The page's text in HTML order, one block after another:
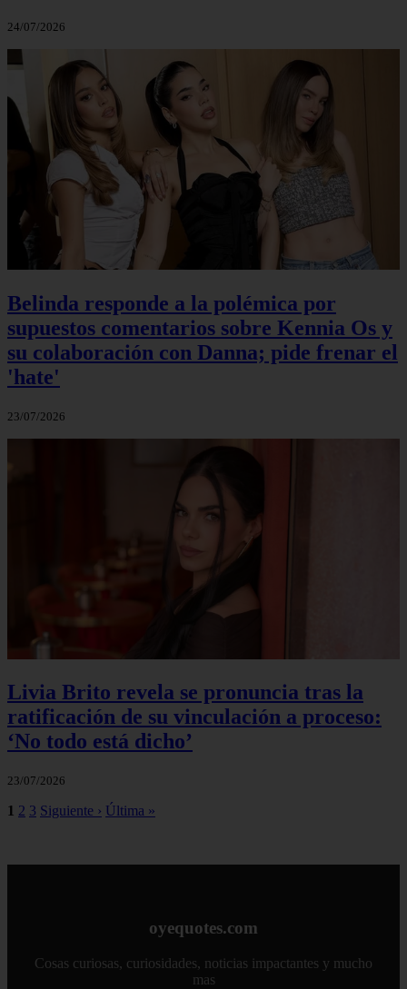
24/07/2026
Belinda responde a la polémica por
supuestos comentarios sobre Kennia Os y
su colaboración con Danna; pide frenar el
'hate'
23/07/2026
Livia Brito revela se pronuncia tras la
ratificación de su vinculación a proceso:
‘No todo está dicho’
23/07/2026
1 2 3 Siguiente › Última »
oyequotes.com
Cosas curiosas, curiosidades, noticias impactantes y mucho
mas